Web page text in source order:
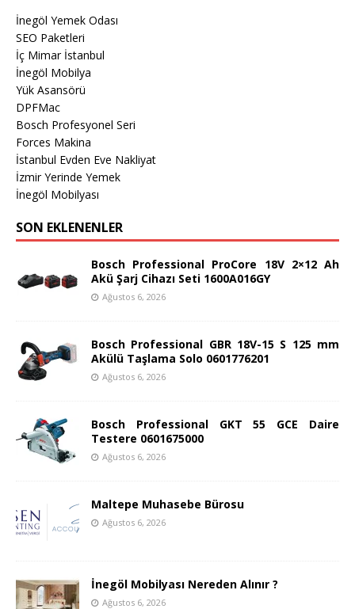
İnegöl Yemek Odası
SEO Paketleri
İç Mimar İstanbul
İnegöl Mobilya
Yük Asansörü
DPFMac
Bosch Profesyonel Seri
Forces Makina
İstanbul Evden Eve Nakliyat
İzmir Yerinde Yemek
İnegöl Mobilyası
SON EKLENENLER
Bosch Professional ProCore 18V 2×12 Ah
Akü Şarj Cihazı Seti 1600A016GY
Ağustos 6, 2026
Bosch Professional GBR 18V-15 S 125 mm
Akülü Taşlama Solo 0601776201
Ağustos 6, 2026
Bosch Professional GKT 55 GCE Daire
Testere 0601675000
Ağustos 6, 2026
Maltepe Muhasebe Bürosu
Ağustos 6, 2026
İnegöl Mobilyası Nereden Alınır ?
Ağustos 6, 2026